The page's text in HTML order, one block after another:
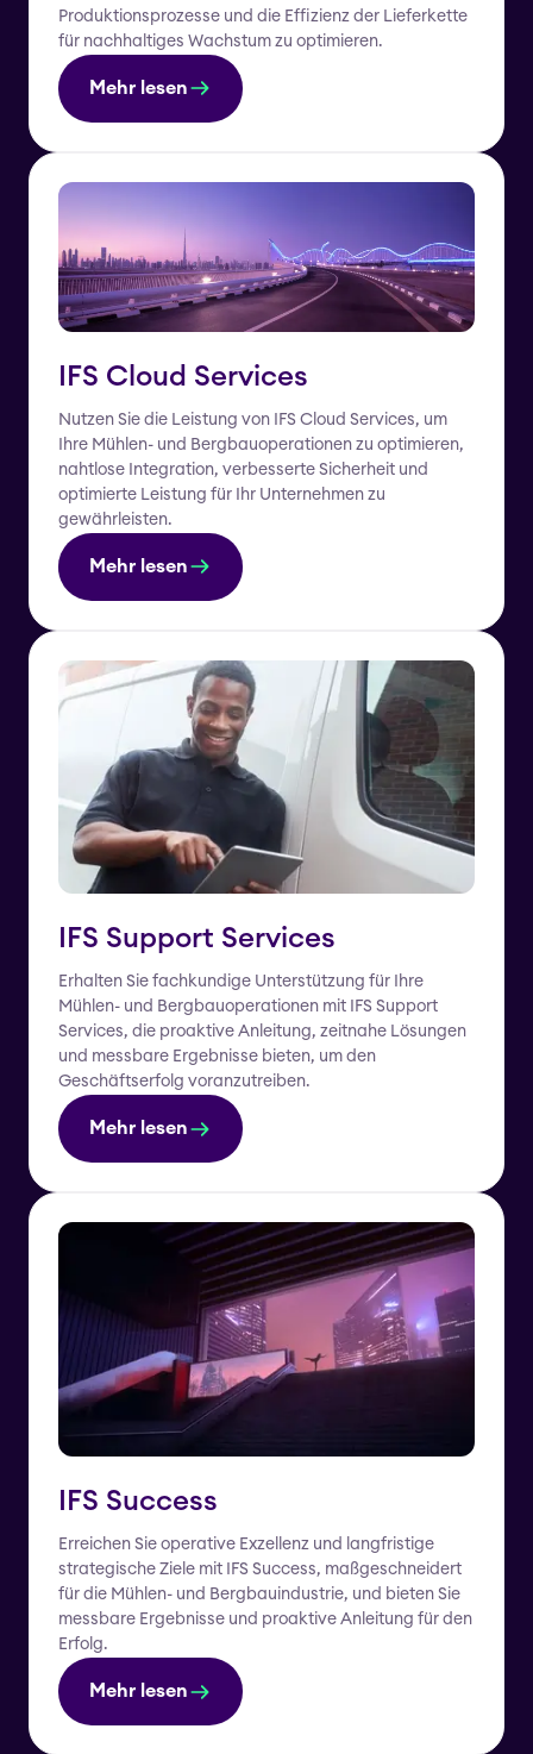
Produktionsprozesse und die Effizienz der Lieferkette
für nachhaltiges Wachstum zu optimieren.
Mehr lesen
IFS Cloud Services
Nutzen Sie die Leistung von IFS Cloud Services, um
Ihre Mühlen- und Bergbauoperationen zu optimieren,
nahtlose Integration, verbesserte Sicherheit und
optimierte Leistung für Ihr Unternehmen zu
gewährleisten.
Mehr lesen
IFS Support Services
Erhalten Sie fachkundige Unterstützung für Ihre
Mühlen- und Bergbauoperationen mit IFS Support
Services, die proaktive Anleitung, zeitnahe Lösungen
und messbare Ergebnisse bieten, um den
Geschäftserfolg voranzutreiben.
Mehr lesen
IFS Success
Erreichen Sie operative Exzellenz und langfristige
strategische Ziele mit IFS Success, maßgeschneidert
für die Mühlen- und Bergbauindustrie, und bieten Sie
messbare Ergebnisse und proaktive Anleitung für den
Erfolg.
Mehr lesen